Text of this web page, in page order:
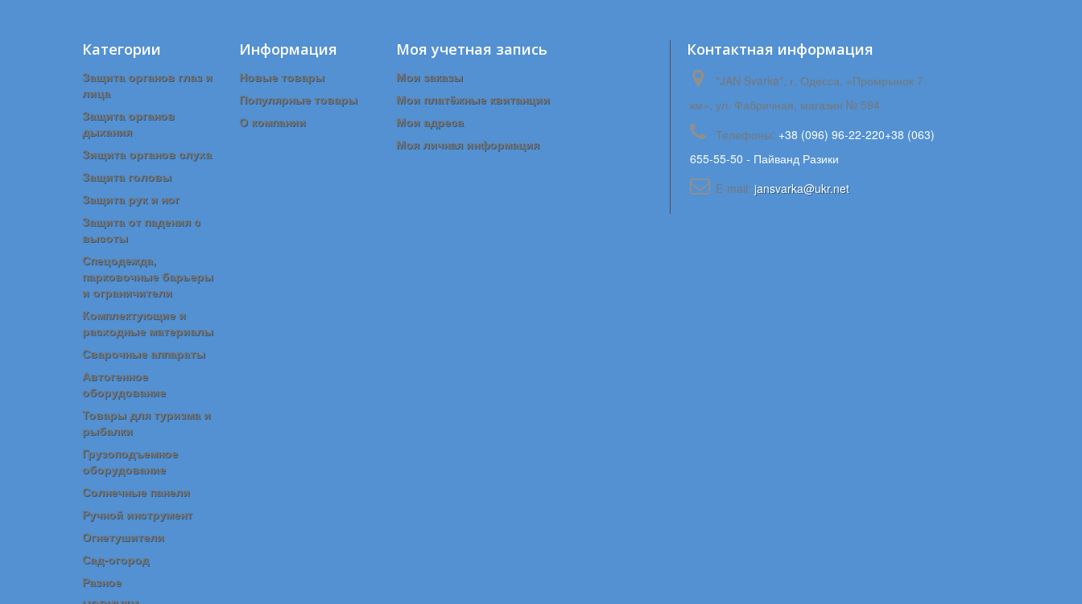
Категории
Защита органов глаз и
лица
Защита органов
дыхания
Зищита органов слуха
Защита головы
Защита рук и ног
Защита от падения с
высоты
Спецодежда,
парковочные барьеры
и ограничители
Комплектующие и
расходные материалы
Сварочные аппараты
Автогенное
оборудование
Товары для туризма и
рыбалки
Грузоподъемное
оборудование
Солнечные панели
Ручной инструмент
Огнетушители
Сад-огород
Разное
Информация
Новые товары
Популярные товары
О компании
Моя учетная запись
Мои заказы
Мои платёжные квитанции
Мои адреса
Моя личная информация
Контактная информация
"JAN Svarka", г. Одесса, «Промрынок 7
км», ул. Фабричная, магазин № 594
Телефоны: +38 (096) 96-22-220+38 (063)
655-55-50 - Пайванд Разики
E-mail: jansvarka@ukr.net